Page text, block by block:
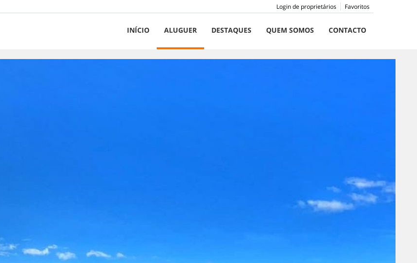
Favoritos
Login de proprietários
INÍCIO ALUGUER DESTAQUES QUEM SOMOS CONTACTO